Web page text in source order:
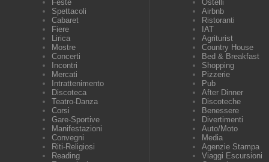
Feste
Spettacoli
Cabaret
Fiere
Lirica
Mostre
Concerti
Incontri
Mercati
Intrattenimento
Discoteca
Teatro-Danza
Corsi
Gare-Sportive
Manifestazioni
Convegni
Riti-Religiosi
Reading
Ostelli
Airbnb
Ristoranti
IAT
Agriturist
Country House
Bed & Breakfast
Shopping
Pizzerie
Pub
After Dinner
Discoteche
Benessere
Divertimenti
Auto/Moto
Media
Agenzie Stampa
Viaggi Escursioni